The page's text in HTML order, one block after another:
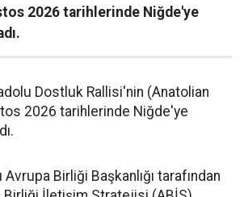
2026 tarihlerinde Niğde'ye
Dostluk Rallisi'nin (Anatolian
2026 tarihlerinde Niğde'ye
Avrupa Birliği Başkanlığı tarafından